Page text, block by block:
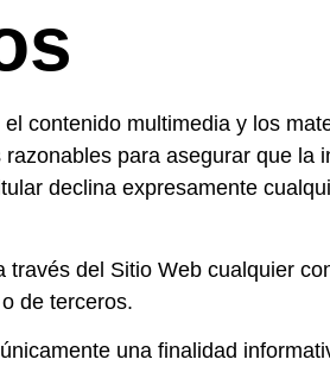
contenido multimedia y los
para asegurar que
declina expresamente
del Sitio Web cualquier
de terceros.
una finalidad